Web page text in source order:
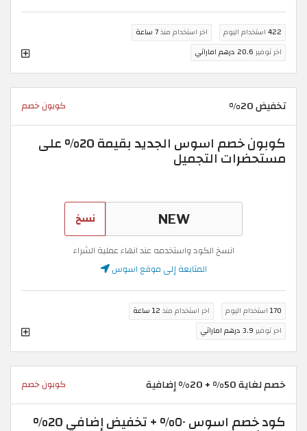
422 استخدام اليوم اخر استخدام منذ7 ساعة
اخر توفير 20.6 درهم اماراتي
تخفيض 20% كوبون خصم
كوبون خصم اسوس الجديد بقيمة 20% على
مستحضرات التجميل
نسخ
انسخ الكود واستخدمه عند انهاء عملية الشراء
المتابعة إلى موقع اسوس
170 استخدام اليوم اخر استخدام منذ 12 ساعة
اخر توفير 3.9 درهم اماراتي
خصم لغاية 50% + 20% إضافية كوبون خصم
كود خصم اسوس ٥٠% + تخفيض إضافي 20%